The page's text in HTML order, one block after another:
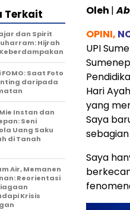
Oleh |
OPINI,
UPI
Hari
yang
Saya
Saya
Terkait
dan Spirit
Hijrah
Saat Foto
daripada
Instan dan
Seni
Uang Saku
di Tanah
Air, Memanen
Reorientasi
Krisis